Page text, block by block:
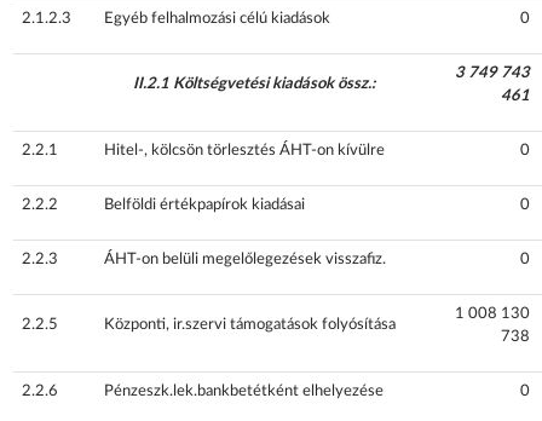
2.1.2.3 Egyéb felhalmozási célú kiadások 0
II.2.1 Költségvetési kiadások össz.:
3 749 743
461
2.2.1 Hitel-, kölcsön törlesztés ÁHT-on kívülre 0
2.2.2 Belföldi értékpapírok kiadásai 0
2.2.3 ÁHT-on belüli megelőlegezések visszafiz. 0
2.2.5 Központi, ir.szervi támogatások folyósítása
1 008 130
738
2.2.6 Pénzeszk.lek.bankbetétként elhelyezése 0